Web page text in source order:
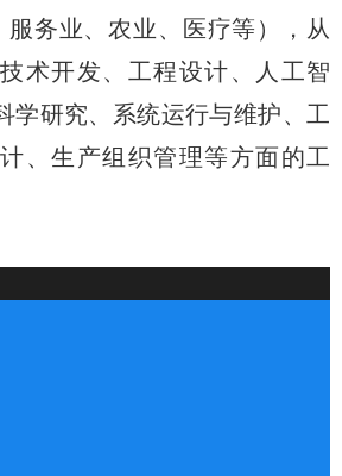
务业、农业、医疗等），从
术开发、工程设计、人工智
学研究、系统运行与维护、工
、生产组织管理等方面的工